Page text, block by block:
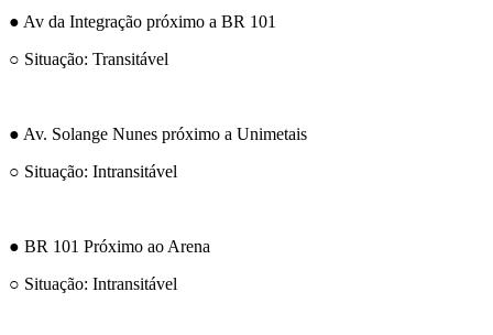
● Av da Integração próximo a BR 101
○ Situação: Transitável
● Av. Solange Nunes próximo a Unimetais
○ Situação: Intransitável
● BR 101 Próximo ao Arena
○ Situação: Intransitável